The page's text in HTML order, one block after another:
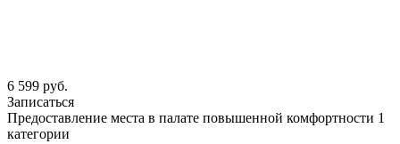
6 599 руб.
Записаться
Предоставление места в палате повышенной комфортности 1
категории